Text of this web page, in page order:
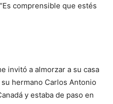
comprensible que estés
invitó a almorzar a su casa
hermano Carlos Antonio
y estaba de paso en